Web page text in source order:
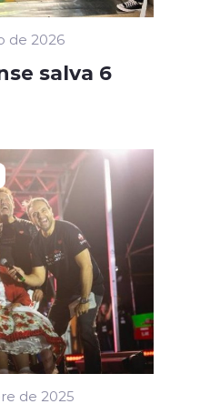
de 2026
salva 6
de 2025